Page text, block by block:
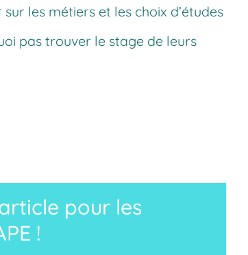
les métiers et les choix d’études
pas trouver le stage de leurs
pour les
!